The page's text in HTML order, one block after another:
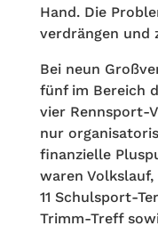
Hand. Die
verdrängen und
Bei neun
fünf im Bereich
vier Rennsport-
nur
finanzielle
waren
11 Schulsport-
Trimm-Treff